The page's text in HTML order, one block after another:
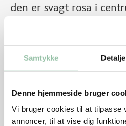
Samtykke
Denne hjemmeside bruger
Vi bruger cookies til at tilpasse
annoncer, til at vise dig
den er svagt rosa i
(centrumtemperatur